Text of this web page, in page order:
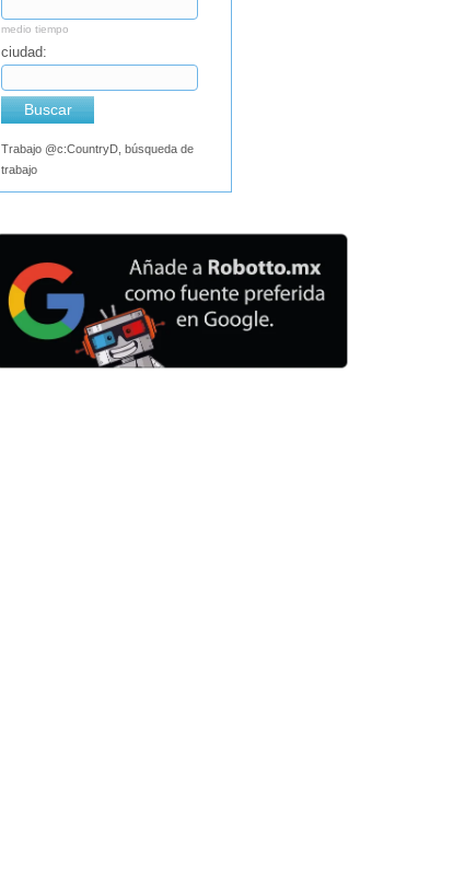
medio tiempo
ciudad:
Buscar
Trabajo @c:CountryD, búsqueda de
trabajo